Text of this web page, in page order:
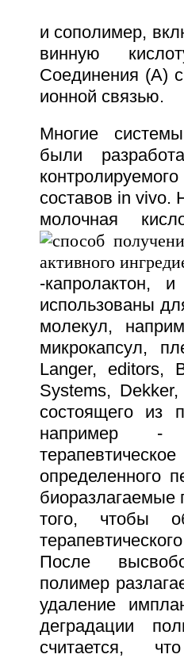
и сополимер,
винную
Соединения (А)
ионной связью.
Многие
были
составов in vivo.
молочная
-капролактон,
использованы
молекул,
микрокапсул,
Langer, editors,
Systems,
состоящего из
например -
определенного
того, чтобы
После
полимер
удаление
деградации
считается,